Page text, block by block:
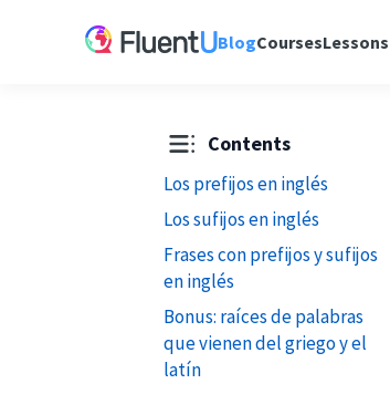
BlogCoursesLessons
Contents
Los prefijos en inglés
Los sufijos en inglés
Frases con prefijos y sufijos
en inglés
Bonus: raíces de palabras
que vienen del griego y el
latín